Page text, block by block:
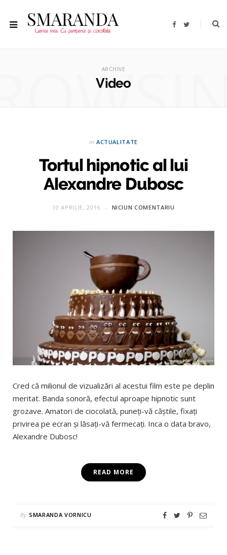
F
T
ARCHIVE
Video
in ACTUALITATE
Tortul hipnotic al lui
Alexandre Dubosc
10 APRILIE, 2016 NICIUN COMENTARIU
Cred că milionul de vizualizări al acestui film este pe deplin
meritat. Banda sonoră, efectul aproape hipnotic sunt
grozave. Amatori de ciocolată, puneţi-vă căştile, fixaţi
privirea pe ecran şi lăsaţi-vă fermecaţi. Inca o data bravo,
Alexandre Dubosc!
READ MORE
By SMARANDA VORNICU